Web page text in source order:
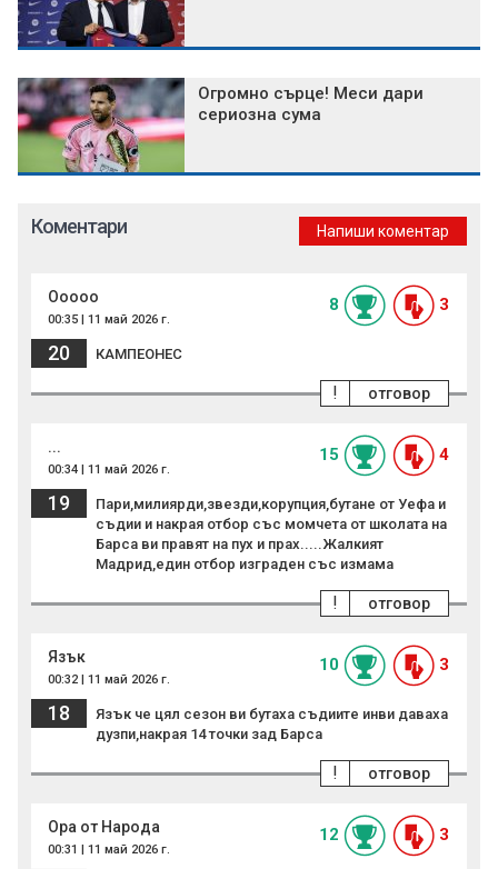
Огромно сърце! Меси дари
сериозна сума
Коментари Напиши коментар
Ооооо
00:35 | 11 май 2026 г.
8 3
20 КАМПЕОНЕС
отговор
!
...
00:34 | 11 май 2026 г.
15 4
19
Пари,милиярди,звезди,корупция,бутане от Уефа и
съдии и накрая отбор със момчета от школата на
Барса ви правят на пух и прах.....Жалкият
Мадрид,един отбор изграден със измама
отговор
!
Язък
00:32 | 11 май 2026 г.
10 3
18
Язък че цял сезон ви бутаха съдиите инви даваха
дузпи,накрая 14 точки зад Барса
отговор
!
Ора от Народа
00:31 | 11 май 2026 г.
12 3